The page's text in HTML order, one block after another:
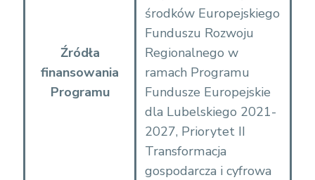
Źródła
finansowania
Programu
środków Europejskiego
Funduszu Rozwoju
Regionalnego w
ramach Programu
Fundusze Europejskie
dla Lubelskiego 2021-
2027, Priorytet II
Transformacja
gospodarcza i cyfrowa